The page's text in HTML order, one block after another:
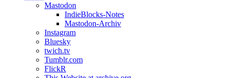
Mastodon
IndieBlocks-Notes
Mastodon-Archiv
Instagram
Bluesky
twich.tv
Tumblr.com
FlickR